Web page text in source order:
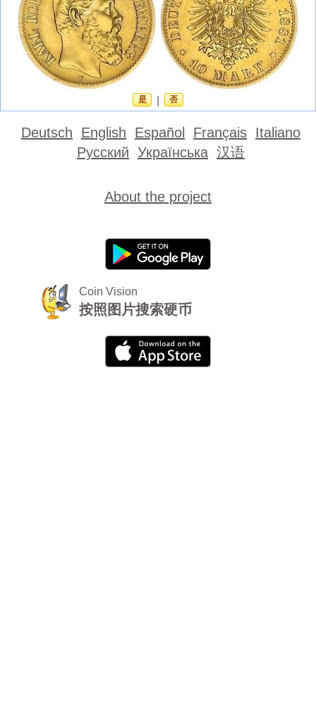
是 否
Deutsch English Español Français Italiano
Русский Українська 汉语
About the project
Coin Vision
按照图片搜索硬币